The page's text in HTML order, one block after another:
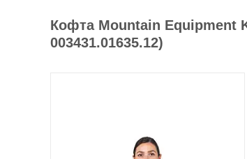
Кофта Mountain Equipment
003431.01635.12)